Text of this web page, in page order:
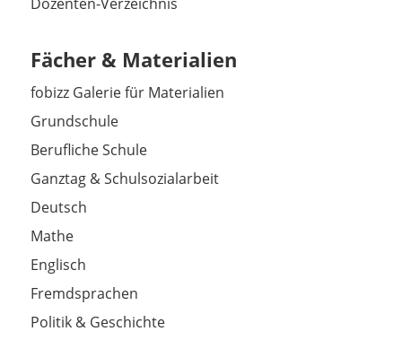
Fächer & Materialien
fobizz Galerie für Materialien
Grundschule
Berufliche Schule
Ganztag & Schulsozialarbeit
Deutsch
Mathe
Englisch
Fremdsprachen
Politik & Geschichte